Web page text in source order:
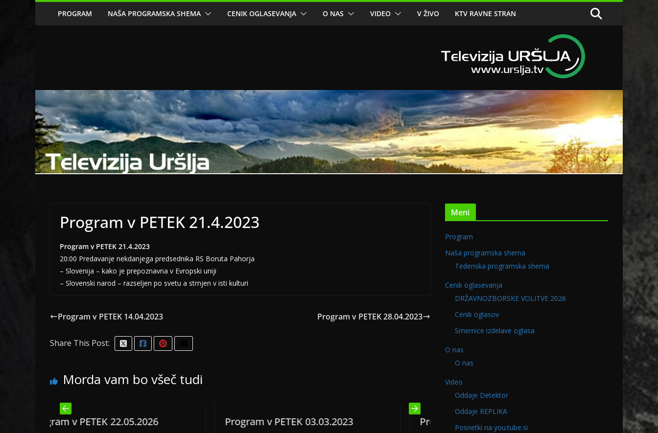
PROGRAM NAŠA PROGRAMSKA SHEMA CENIK OGLASEVANJA O NAS VIDEO V ŽIVO KTV RAVNE STRAN
Program v PETEK 21.4.2023
Program v PETEK 21.4.2023
20:00 Predavanje nekdanjega predsednika RS Boruta Pahorja
– Slovenija – kako je prepoznavna v Evropski uniji
– Slovenski narod – razseljen po svetu a strnjen v isti kulturi
Program v PETEK 14.04.2023 Program v PETEK 28.04.2023
Share This Post:
Morda vam bo všeč tudi
22.05.2026 Program v PETEK 03.03.2023 Program v PETEK 06.12.2024 Program v PETEK 22.05.2026
Meni
Program
Naša programska shema
Tedenska programska shema
Cenik oglasevanja
DRŽAVNOZBORSKE VOLITVE 2026
Cenik oglasov
Smernice izdelave oglasa
O nas
O nas
Video
Oddaje Detektor
Oddaje REPLIKA
Posnetki na you.tube.si